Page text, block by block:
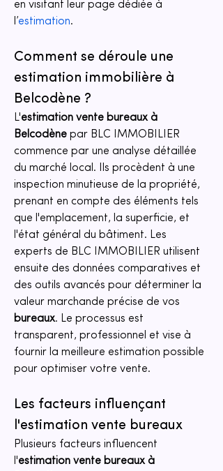
en visitant leur page dédiée à
l’estimation.
Comment se déroule une
estimation immobilière à
Belcodène ?
L'estimation vente bureaux à
Belcodène par BLC IMMOBILIER
commence par une analyse détaillée
du marché local. Ils procèdent à une
inspection minutieuse de la propriété,
prenant en compte des éléments tels
que l'emplacement, la superficie, et
l'état général du bâtiment. Les
experts de BLC IMMOBILIER utilisent
ensuite des données comparatives et
des outils avancés pour déterminer la
valeur marchande précise de vos
bureaux. Le processus est
transparent, professionnel et vise à
fournir la meilleure estimation possible
pour optimiser votre vente.
Les facteurs influençant
l'estimation vente bureaux
Plusieurs facteurs influencent
l'estimation vente bureaux à